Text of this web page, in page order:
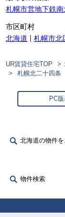
札幌市営地下鉄南
市区町村
北海道
札幌市北
UR賃貸住宅TOP
札幌北二十四条
PC
北海道の物件
物件検索